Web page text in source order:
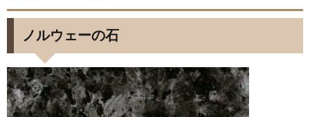
ノルウェーの石